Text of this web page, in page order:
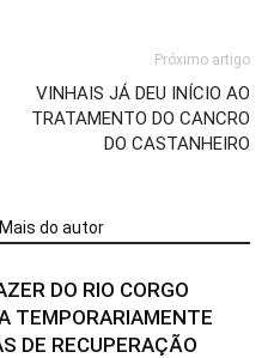
Próximo artigo
VINHAIS JÁ DEU INÍCIO AO
TRATAMENTO DO CANCRO
DO CASTANHEIRO
Mais do autor
DO RIO CORGO
TEMPORARIAMENTE
DE RECUPERAÇÃO